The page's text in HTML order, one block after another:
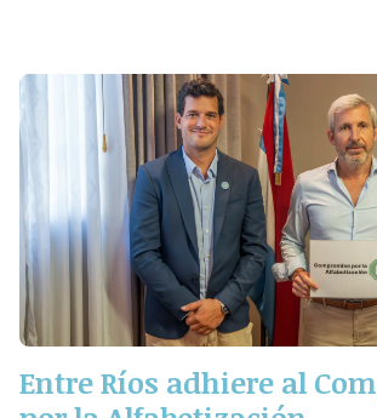
Entre Ríos adhiere al